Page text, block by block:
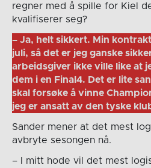
regner med å spille for Kiel
kvalifiserer seg?
– Ja, helt sikkert. Min
juli, så det er jeg ganske
arbeidsgiver ikke ville like at
dem i en Final4. Det er lite
skal forsøke å vinne
jeg er ansatt av den tyske
Sander mener at det mest
avbryte sesongen nå.
– I mitt hode vil det mest